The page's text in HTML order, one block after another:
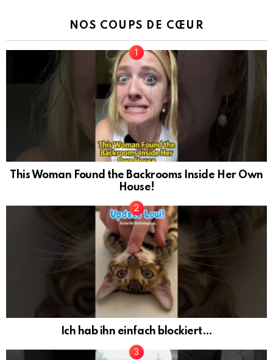
NOS COUPS DE CŒUR
This Woman Found the Backrooms Inside Her Own
House!
Ich hab ihn einfach blockiert…